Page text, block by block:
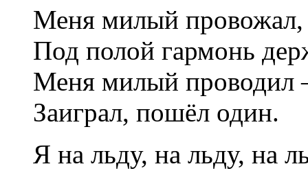
Меня милый провожал,
Под полой гармонь
Меня милый проводил
Заиграл, пошёл один.
Я на льду, на льду, на